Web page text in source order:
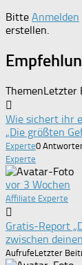
Bitte Anmelden
erstellen.
ThemenLetzter
Wie sichert ihr
„Die größten
Experte0
Experte
vor 3 Wochen
Affiliate Experte
Gratis-Report
zwischen
AufrufeLetzter